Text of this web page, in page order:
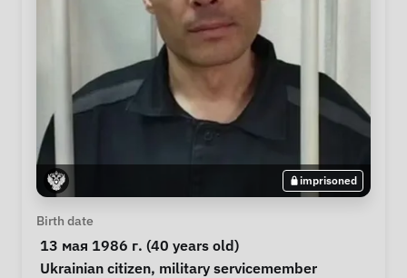
imprisoned
Personal Information
Birth date
13 мая 1986 г. (40 years old)
Special circumstances
Ukrainian citizen, military servicemember